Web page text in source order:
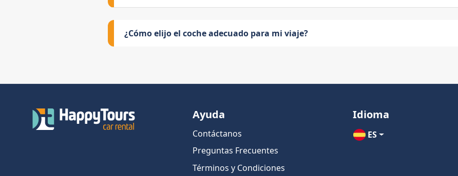
¿Cómo elijo el coche adecuado para mi viaje?
Ayuda
Contáctanos
Preguntas Frecuentes
Términos y Condiciones
Idioma
ES